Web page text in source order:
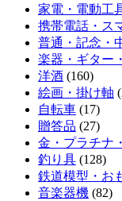
家電・電動工
携帯電話・ス
普通・記念・
楽器・ギター
洋酒 (160)
絵画・掛け軸
自転車 (17)
贈答品 (27)
金・プラチナ
釣り具 (128)
鉄道模型・お
音楽器機 (82)